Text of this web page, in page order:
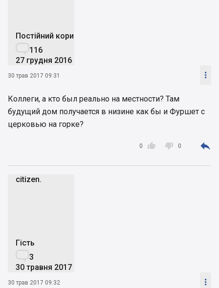
Постійний користувач
116
27 грудня 2016
30 трав 2017 09:31 
Коллеги, а кто был реально на местности? Там
будущий дом получается в низине как бы и Фуршет с
церковью на горке?

0  0 
citizen.
Гість
3
30 травня 2017
30 трав 2017 09:32 